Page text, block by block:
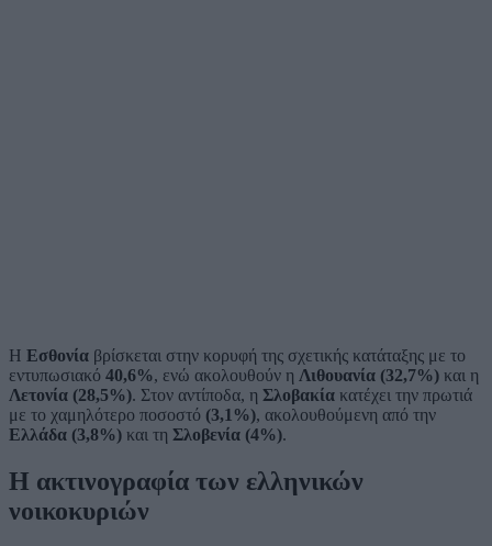
Η Εσθονία βρίσκεται στην κορυφή της σχετικής κατάταξης με το
εντυπωσιακό 40,6%, ενώ ακολουθούν η Λιθουανία (32,7%) και η
Λετονία (28,5%). Στον αντίποδα, η Σλοβακία κατέχει την πρωτιά
με το χαμηλότερο ποσοστό (3,1%), ακολουθούμενη από την
Ελλάδα (3,8%) και τη Σλοβενία (4%).
Η ακτινογραφία των ελληνικών
νοικοκυριών